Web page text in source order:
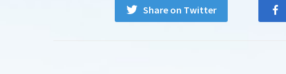
Share on Twitter